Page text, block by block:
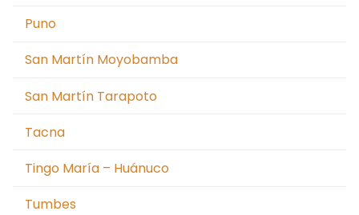
Puno
San Martín Moyobamba
San Martín Tarapoto
Tacna
Tingo María – Huánuco
Tumbes